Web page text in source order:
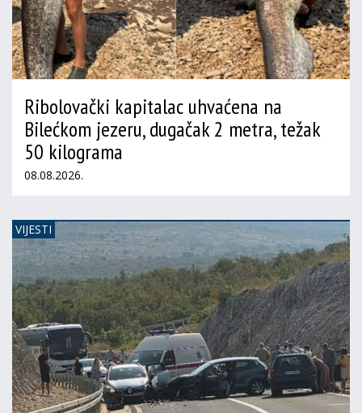
Ribolovački kapitalac uhvaćena na
Bilećkom jezeru, dugačak 2 metra, težak
50 kilograma
08.08.2026.
VIJESTI